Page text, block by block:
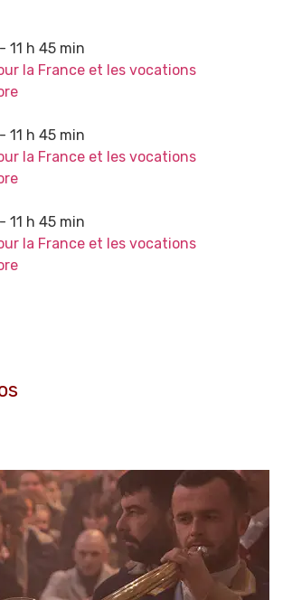
11 h 45 min
la France et les vocations
11 h 45 min
la France et les vocations
11 h 45 min
la France et les vocations